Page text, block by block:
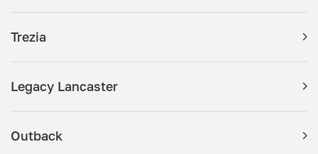
Trezia
Legacy Lancaster
Outback